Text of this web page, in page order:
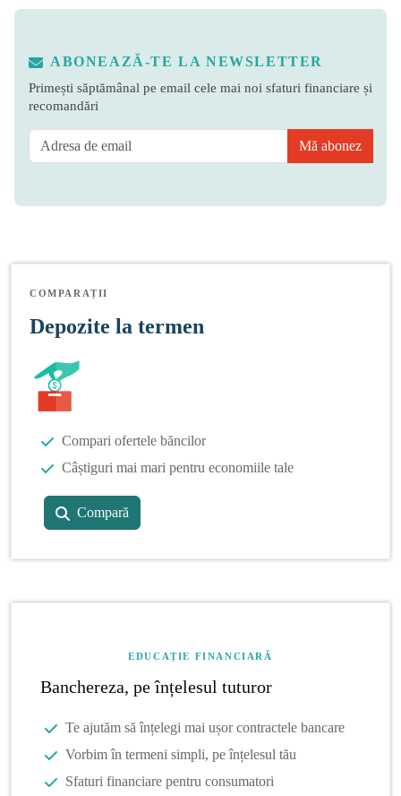
ABONEAZĂ-TE LA NEWSLETTER
Primești săptămânal pe email cele mai noi sfaturi financiare și
recomandări
Mă abonez
COMPARAȚII
Depozite la termen
Compari ofertele băncilor
Câștiguri mai mari pentru economiile tale
Compară
EDUCAȚIE FINANCIARĂ
Banchereza, pe înțelesul tuturor
Te ajutăm să înțelegi mai ușor contractele bancare
Vorbim în termeni simpli, pe înțelesul tău
Sfaturi financiare pentru consumatori